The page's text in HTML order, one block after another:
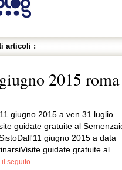
articoli :
2015 roma
giugno 2015 a ven 31 luglio
guidate gratuite al
giugno 2015 a data
guidate gratuite al...
il seguito